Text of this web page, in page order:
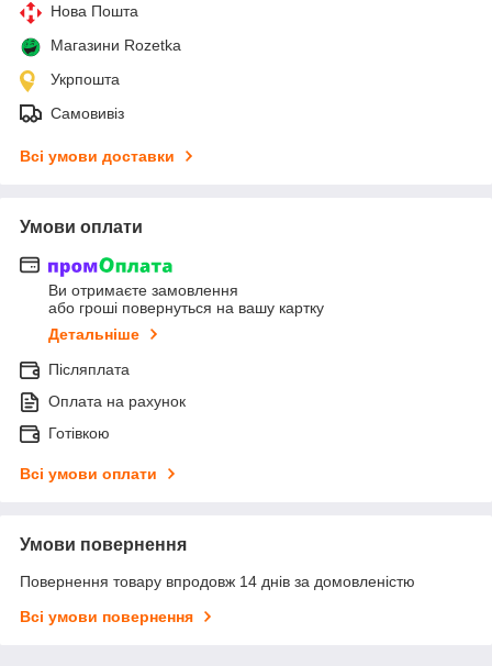
Нова Пошта
Магазини Rozetka
Укрпошта
Самовивіз
Всі умови доставки
Умови оплати
Ви отримаєте замовлення
або гроші повернуться на вашу картку
Детальніше
Післяплата
Оплата на рахунок
Готівкою
Всі умови оплати
Умови повернення
Повернення товару впродовж 14 днів за домовленістю
Всі умови повернення